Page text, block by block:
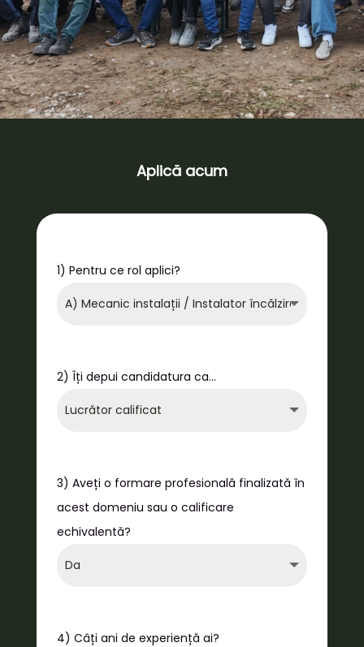
Aplică acum
1) Pentru ce rol aplici?
2) Îți depui candidatura ca…
3) Aveți o formare profesională finalizată în
acest domeniu sau o calificare
echivalentă?
4) Câți ani de experiență ai?